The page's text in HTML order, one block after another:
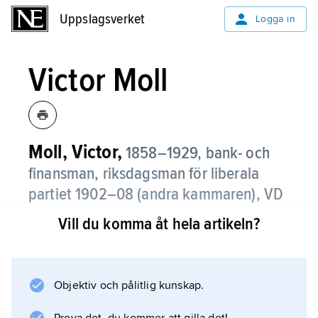
Uppslagsverket Logga in
Victor Moll
Moll, Victor, 1858–1929, bank- och
finansman, riksdagsman för liberala
partiet 1902–08 (andra kammaren), VD
i Sveriges Allmänna Hypoteksbank
1908–12, riksgäldsfullmäktig 1905–12,
1912.
Victor Moll bar ansvar för valuta- och
Vill du komma åt hela artikeln?
Objektiv och pålitlig kunskap.